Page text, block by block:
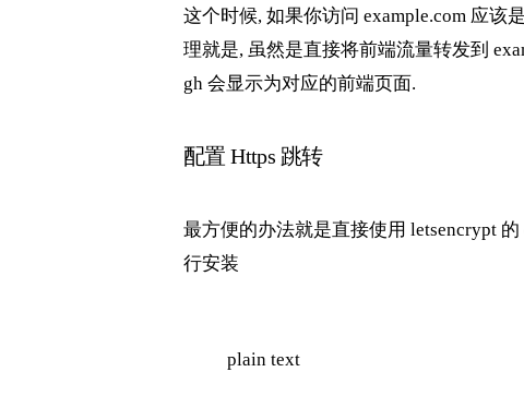
这个时候, 如果你访问 example.com 应该
理就是, 虽然是直接将前端流量转发到
gh 会显示为对应的前端页面.
配置 Https 跳转
最方便的办法就是直接使用 letsencrypt
行安装
plain text